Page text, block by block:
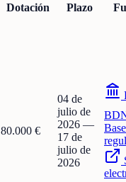
Dotación Plazo
80.000 €
04 de
julio de
2026 —
17 de
julio de
2026